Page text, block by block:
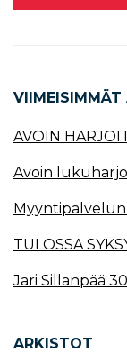
VIIMEISIMMÄT
AVOIN
Avoin
TULOSSA
Jari Sillanpää
ARKISTOT